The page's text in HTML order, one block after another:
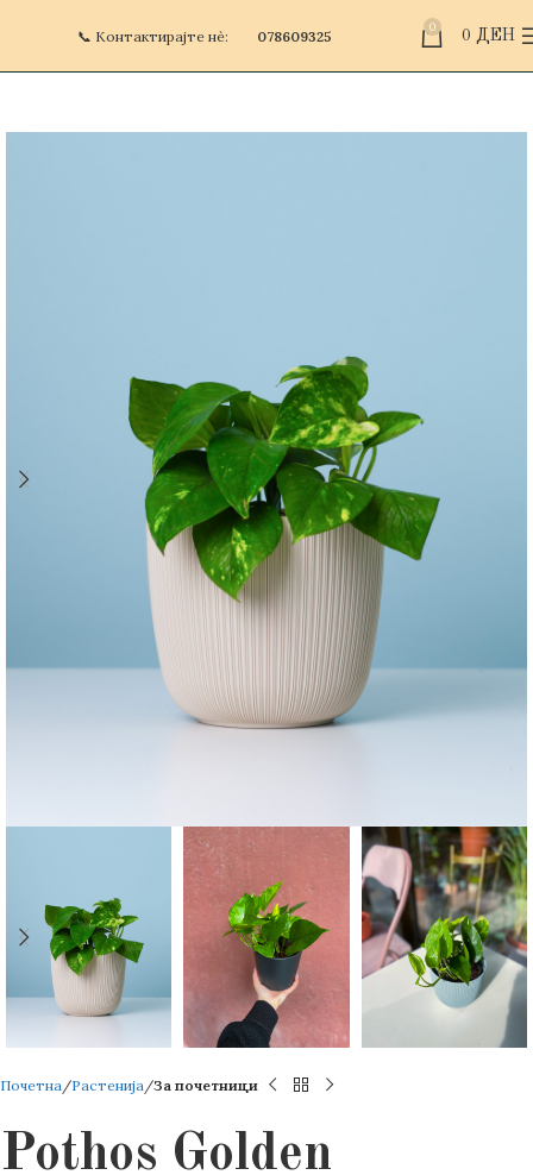
📞 Контактирајте нè: 078609325 0
0 ДЕН
Почетна Растенија За почетници
Pothos Golden